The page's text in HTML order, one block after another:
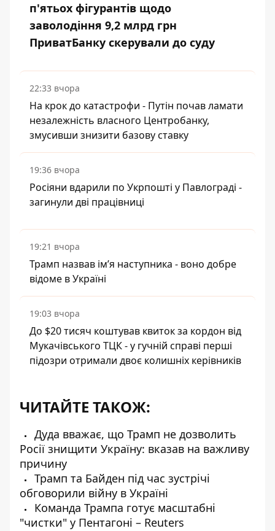
п'ятьох фігурантів щодо
заволодіння 9,2 млрд грн
ПриватБанку скерували до суду
22:33 вчора
На крок до катастрофи - Путін почав ламати
незалежність власного Центробанку,
змусивши знизити базову ставку
19:36 вчора
Росіяни вдарили по Укрпошті у Павлограді -
загинули дві працівниці
19:21 вчора
Трамп назвав імʼя наступника - воно добре
відоме в Україні
19:03 вчора
До $20 тисяч коштував квиток за кордон від
Мукачівського ТЦК - у гучній справі перші
підозри отримали двоє колишніх керівників
ЧИТАЙТЕ ТАКОЖ:
Дуда вважає, що Трамп не дозволить
Росії знищити Україну: вказав на важливу
причину
Трамп та Байден під час зустрічі
обговорили війну в Україні
Команда Трампа готує масштабні
"чистки" у Пентагоні – Reuters